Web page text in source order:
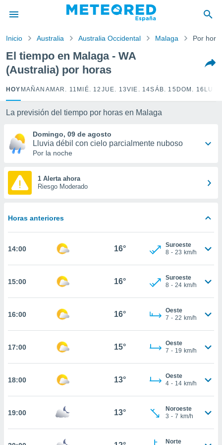
por
para
la
calidad.
a este
las
y
forma
basada
permite
seguir
coste.
botón
a la
todas
nos
y análisis
como
y
en
Inicio Australia Australia Occidental Malaga Por
El tiempo en Malaga - WA
(Australia) por horas
HOY MAÑANA MAR. 11 MIÉ. 12 JUE. 13VIE. 14SÁB. 15 DOM. 16
La previsión del tiempo por horas en Malaga
Domingo, 09 de agosto
Lluvia débil con cielo parcialmente nuboso
Por la noche
1 Alerta ahora
Riesgo Moderado
Horas anteriores
14:00 16°
Suroeste
8 - 23 km/h
15:00 16°
Suroeste
8 - 24 km/h
16:00 16°
Oeste
7 - 22 km/h
17:00 15°
Oeste
7 - 19 km/h
18:00 13°
Oeste
4 - 14 km/h
19:00 13°
Noroeste
3 - 7 km/h
Norte